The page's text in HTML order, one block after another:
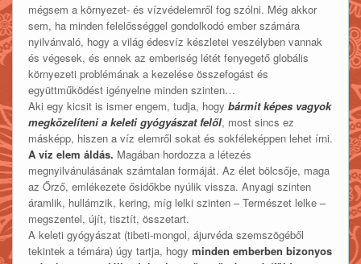
mégsem a környezet- és vízvédelemről fog szólni. Még akkor
sem, ha minden felelősséggel gondolkodó ember számára
nyilvánvaló, hogy a világ édesvíz készletei veszélyben vannak
és végesek, és ennek az emberiség létét fenyegető globális
környezeti problémának a kezelése összefogást és
együttműködést igényelne minden szinten…
Aki egy kicsit is ismer engem, tudja, hogy bármit képes vagyok
megközelíteni a keleti gyógyászat felől, most sincs ez
másképp, hiszen a víz elemről sokat és sokféleképpen lehet írni.
A víz elem áldás. Magában hordozza a létezés
megnyilvánulásának számtalan formáját. Az élet bölcsője, maga
az Őrző, emlékezete ősidőkbe nyúlik vissza. Anyagi szinten
áramlik, hullámzik, kering, míg lelki szinten – Természet lelke –
megszentel, újít, tisztít, összetart.
A keleti gyógyászat (tibeti-mongol, ájurvéda szemszögéből
tekintek a témára) úgy tartja, hogy minden emberben bizonyos